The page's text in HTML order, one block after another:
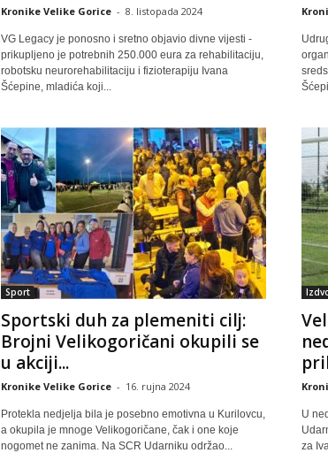
Kronike Velike Gorice - 8. listopada 2024
VG Legacy je ponosno i sretno objavio divne vijesti -
prikupljeno je potrebnih 250.000 eura za rehabilitaciju,
robotsku neurorehabilitaciju i fizioterapiju Ivana
Šćepine, mladića koji...
Sport
Sportski duh za plemeniti cilj:
Brojni Velikogoričani okupili se
u akciji...
Kronike Velike Gorice - 16. rujna 2024
Protekla nedjelja bila je posebno emotivna u Kurilovcu,
a okupila je mnoge Velikogoričane, čak i one koje
nogomet ne zanima. Na SCR Udarniku održao...
U
za